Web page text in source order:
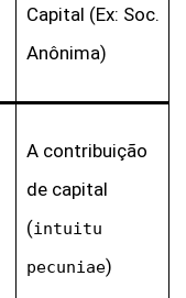
Capital (Ex: Soc.
Anônima)
A contribuição
de capital
(intuitu
pecuniae)